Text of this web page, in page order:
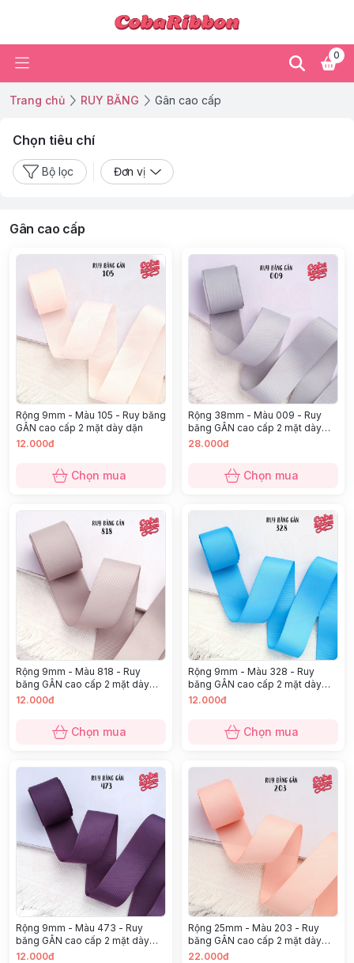
0
Trang chủ RUY BĂNG Gân cao cấp
Chọn tiêu chí
Bộ lọc Đơn vị
Gân cao cấp
Rộng 9mm - Màu 105 - Ruy băng
GÂN cao cấp 2 mặt dày dặn
12.000đ
Chọn mua
Rộng 38mm - Màu 009 - Ruy
băng GÂN cao cấp 2 mặt dày
dặn
28.000đ
Chọn mua
Rộng 9mm - Màu 818 - Ruy
băng GÂN cao cấp 2 mặt dày
dặn
12.000đ
Chọn mua
Rộng 9mm - Màu 328 - Ruy
băng GÂN cao cấp 2 mặt dày
dặn
12.000đ
Chọn mua
Rộng 9mm - Màu 473 - Ruy
băng GÂN cao cấp 2 mặt dày
dặn
12.000đ
Rộng 25mm - Màu 203 - Ruy
băng GÂN cao cấp 2 mặt dày
dặn
22.000đ